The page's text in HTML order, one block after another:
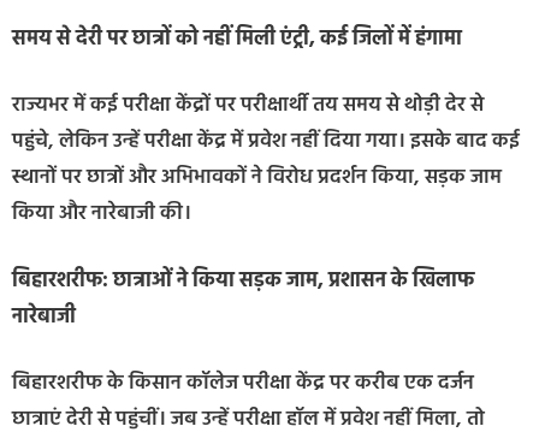
समय से देरी पर छात्रों को नहीं मिली एंट्री, कई जिलों में हंगामा
राज्यभर में कई परीक्षा केंद्रों पर परीक्षार्थी तय समय से थोड़ी देर से
पहुंचे, लेकिन उन्हें परीक्षा केंद्र में प्रवेश नहीं दिया गया। इसके बाद कई
स्थानों पर छात्रों और अभिभावकों ने विरोध प्रदर्शन किया, सड़क जाम
किया और नारेबाजी की।
बिहारशरीफ: छात्राओं ने किया सड़क जाम, प्रशासन के खिलाफ
नारेबाजी
बिहारशरीफ के किसान कॉलेज परीक्षा केंद्र पर करीब एक दर्जन
छात्राएं देरी से पहुंचीं। जब उन्हें परीक्षा हॉल में प्रवेश नहीं मिला, तो